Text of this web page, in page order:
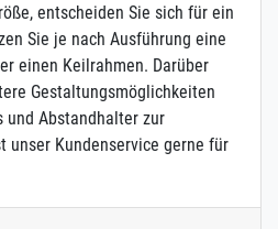
entscheiden Sie sich für ein
Sie je nach Ausführung eine
einen Keilrahmen. Darüber
Gestaltungsmöglichkeiten
und Abstandhalter zur
unser Kundenservice gerne für